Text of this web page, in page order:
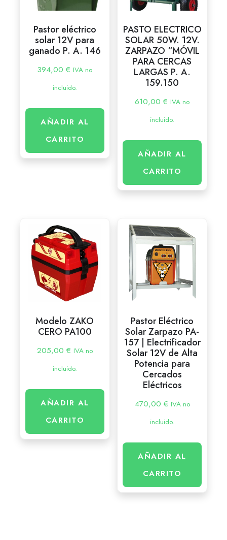
Pastor eléctrico
solar 12V para
ganado P. A. 146
394,00€ IVA no
incluido.
AÑADIR AL
CARRITO
PASTO ELECTRICO
SOLAR 50W. 12V.
ZARPAZO “MÓVIL
PARA CERCAS
LARGAS P. A.
159.150
610,00€ IVA no
incluido.
AÑADIR AL
CARRITO
Modelo ZAKO
CERO PA100
205,00 € IVA no
incluido.
AÑADIR AL
CARRITO
Pastor Eléctrico
Solar Zarpazo PA-
157 | Electrificador
Solar 12V de Alta
Potencia para
Cercados
Eléctricos
470,00 € IVA no
incluido.
AÑADIR AL
CARRITO